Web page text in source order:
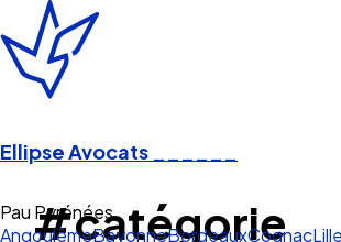
Ellipse Avocats
Pau Pyrénées
AngoulêmeBayonneBordeauxCognacLille
#catégorie